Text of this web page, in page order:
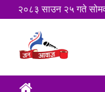
२०८३ साउन २५ गते